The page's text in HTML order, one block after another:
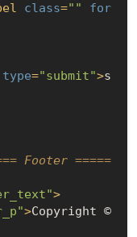
class=""
for
type="submit">s
Footer =====
>
>
Copyright ©